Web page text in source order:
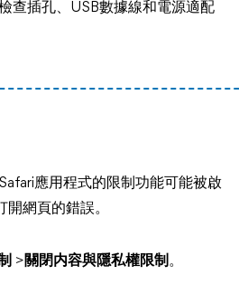
查插孔、USB數據線和電源適配
應用程式的限制功能可能被啟
網頁的錯誤。
>關閉内容與隱私權限制 。